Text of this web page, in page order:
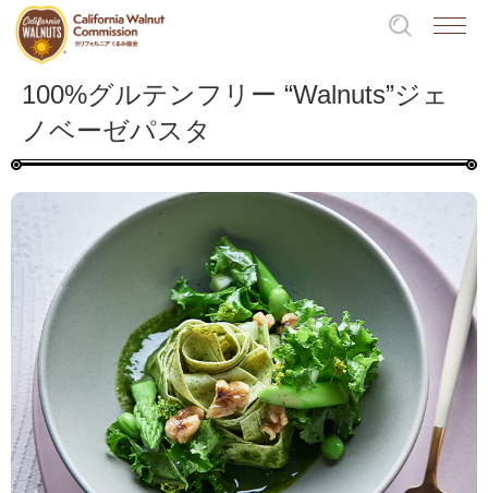
100%グルテンフリー “Walnuts”ジェ
ノベーゼパスタ